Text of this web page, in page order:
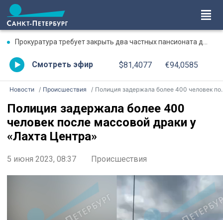
Прокуратура требует закрыть два частных пансионата для пенсионеров в Стрельне
Смотреть эфир $81,4077 €94,0585
Новости Происшествия Полиция задержала более 400 человек после массовой драки у «Лахта Центра»
Полиция задержала более 400
человек после массовой драки у
«Лахта Центра»
5 июня 2023, 08:37 Происшествия